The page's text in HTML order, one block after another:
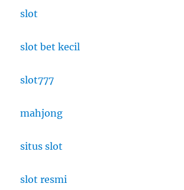
slot
slot bet kecil
slot777
mahjong
situs slot
slot resmi